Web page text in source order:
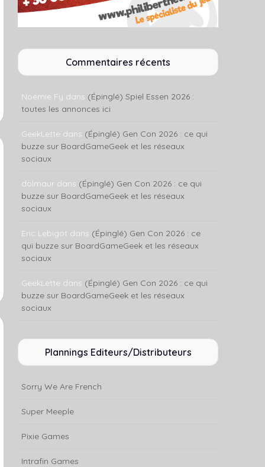
Commentaires récents
Noémie Fy dans (Épinglé) Spiel Essen 2026 :
toutes les annonces ici
GeekLette dans (Épinglé) Gen Con 2026 : ce qui
buzze sur BoardGameGeek et les réseaux
sociaux
dolmaur dans (Épinglé) Gen Con 2026 : ce qui
buzze sur BoardGameGeek et les réseaux
sociaux
Eric Lebigot dans (Épinglé) Gen Con 2026 : ce
qui buzze sur BoardGameGeek et les réseaux
sociaux
GeekLette dans (Épinglé) Gen Con 2026 : ce qui
buzze sur BoardGameGeek et les réseaux
sociaux
Plannings Editeurs/Distributeurs
Sorry We Are French
Super Meeple
Pixie Games
Intrafin Games